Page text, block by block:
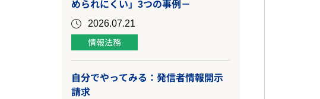
められにくい」3つの事例－
2026.07.21
情報法務
自分でやってみる：発信者情報開示
請求